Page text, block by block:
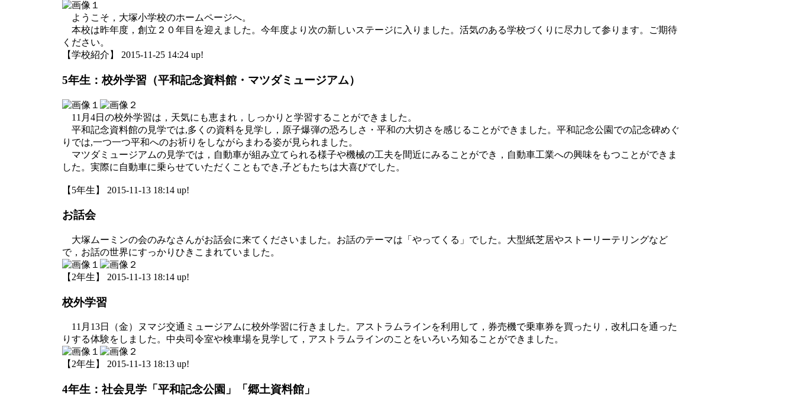
ようこそ，大塚小学校のホームページへ。
本校は昨年度，創立２０年目を迎えました。今年度より次の新しいステージに入りました。活気のある学校づくりに尽力して参ります。ご期待
ください。
【学校紹介】 2015-11-25 14:24 up!
5年生：校外学習（平和記念資料館・マツダミュージアム）
11月4日の校外学習は，天気にも恵まれ，しっかりと学習することができました。
平和記念資料館の見学では,多くの資料を見学し，原子爆弾の恐ろしさ・平和の大切さを感じることができました。平和記念公園での記念碑めぐ
りでは,一つ一つ平和へのお祈りをしながらまわる姿が見られました。
マツダミュージアムの見学では，自動車が組み立てられる様子や機械の工夫を間近にみることができ，自動車工業への興味をもつことができま
した。実際に自動車に乗らせていただくこともでき,子どもたちは大喜びでした。
【5年生】 2015-11-13 18:14 up!
お話会
大塚ムーミンの会のみなさんがお話会に来てくださいました。お話のテーマは「やってくる」でした。大型紙芝居やストーリーテリングなど
で，お話の世界にすっかりひきこまれていました。
【2年生】 2015-11-13 18:14 up!
校外学習
11月13日（金）ヌマジ交通ミュージアムに校外学習に行きました。アストラムラインを利用して，券売機で乗車券を買ったり，改札口を通った
りする体験をしました。中央司令室や検車場を見学して，アストラムラインのことをいろいろ知ることができました。
【2年生】 2015-11-13 18:13 up!
4年生：社会見学「平和記念公園」「郷土資料館」